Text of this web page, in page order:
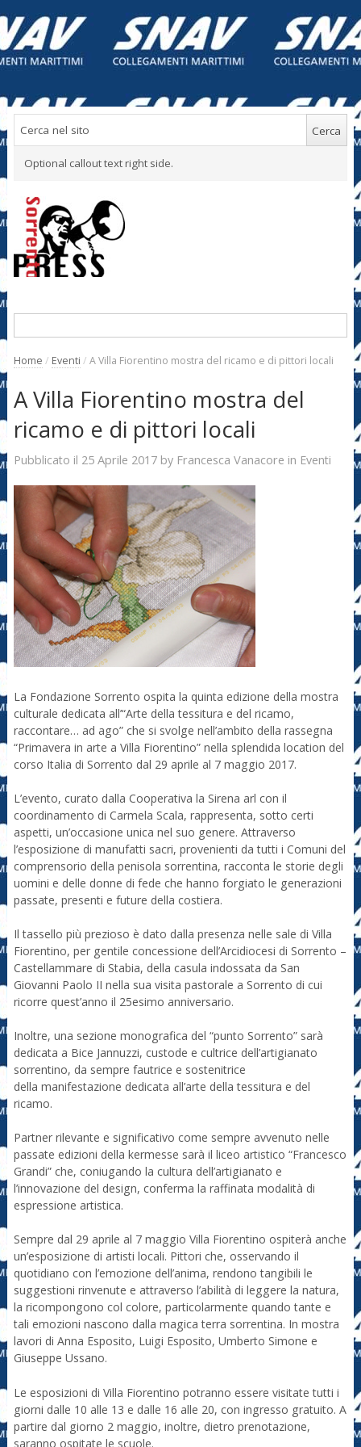
Optional callout text right side.
Home / Eventi / A Villa Fiorentino mostra del ricamo e di pittori locali
A Villa Fiorentino mostra del
ricamo e di pittori locali
Pubblicato il 25 Aprile 2017by Francesca Vanacore in Eventi
La Fondazione Sorrento ospita la quinta edizione della mostra
culturale dedicata all’“Arte della tessitura e del ricamo,
raccontare… ad ago” che si svolge nell’ambito della rassegna
“Primavera in arte a Villa Fiorentino” nella splendida location del
corso Italia di Sorrento dal 29 aprile al 7 maggio 2017.
L’evento, curato dalla Cooperativa la Sirena arl con il
coordinamento di Carmela Scala, rappresenta, sotto certi
aspetti, un’occasione unica nel suo genere. Attraverso
l’esposizione di manufatti sacri, provenienti da tutti i Comuni del
comprensorio della penisola sorrentina, racconta le storie degli
uomini e delle donne di fede che hanno forgiato le generazioni
passate, presenti e future della costiera.
Il tassello più prezioso è dato dalla presenza nelle sale di Villa
Fiorentino, per gentile concessione dell’Arcidiocesi di Sorrento –
Castellammare di Stabia, della casula indossata da San
Giovanni Paolo II nella sua visita pastorale a Sorrento di cui
ricorre quest’anno il 25esimo anniversario.
Inoltre, una sezione monografica del “punto Sorrento” sarà
dedicata a Bice Jannuzzi, custode e cultrice dell’artigianato
sorrentino, da sempre fautrice e sostenitrice
della manifestazione dedicata all’arte della tessitura e del
ricamo.
Partner rilevante e significativo come sempre avvenuto nelle
passate edizioni della kermesse sarà il liceo artistico “Francesco
Grandi” che, coniugando la cultura dell’artigianato e
l’innovazione del design, conferma la raffinata modalità di
espressione artistica.
Sempre dal 29 aprile al 7 maggio Villa Fiorentino ospiterà anche
un’esposizione di artisti locali. Pittori che, osservando il
quotidiano con l’emozione dell’anima, rendono tangibili le
suggestioni rinvenute e attraverso l’abilità di leggere la natura,
la ricompongono col colore, particolarmente quando tante e
tali emozioni nascono dalla magica terra sorrentina. In mostra
lavori di Anna Esposito, Luigi Esposito, Umberto Simone e
Giuseppe Ussano.
Le esposizioni di Villa Fiorentino potranno essere visitate tutti i
giorni dalle 10 alle 13 e dalle 16 alle 20, con ingresso gratuito. A
partire dal giorno 2 maggio, inoltre, dietro prenotazione,
saranno ospitate le scuole.